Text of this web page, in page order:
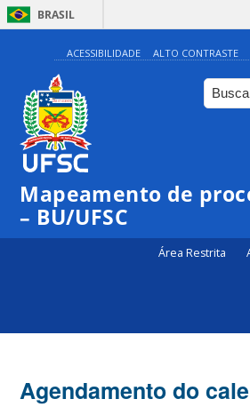
BRASIL
ACESSIBILIDADE ALTO CONTRASTE
Mapeamento de
– BU/UFSC
Área Restrita
Agendamento do